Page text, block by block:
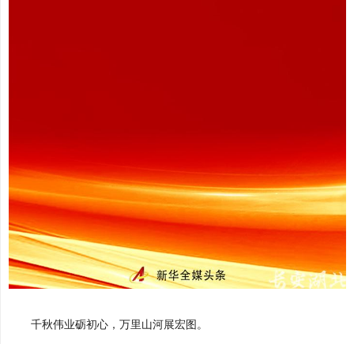
千秋伟业砺初心，万里山河展宏图。